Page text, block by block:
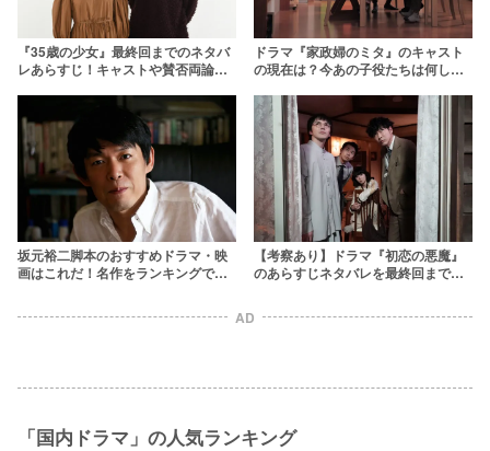
『35歳の少女』最終回までのネタバ
レあらすじ！キャストや賛否両論に
ドラマ『家政婦のミタ』のキャスト
の現在は？今あの子役たちは何して
坂元裕二脚本のおすすめドラマ・映
画はこれだ！名作をランキングで紹
【考察あり】ドラマ『初恋の悪魔』
のあらすじネタバレを最終回まで！
AD
「国内ドラマ」の人気ランキング